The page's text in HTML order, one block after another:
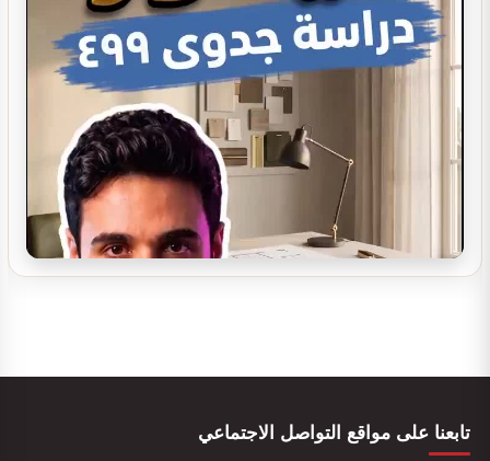
تصميم ديكور كوفي شوب مودرن | أفكار…
تصميم ديكور سينما منزلية
تابعنا على مواقع التواصل الاجتماعي